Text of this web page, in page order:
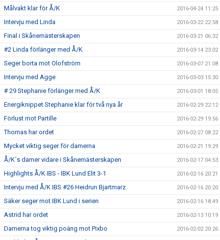
Målvakt klar för Å/K 2016-04-24 11:25
Intervju med Linda 2016-03-22 22:58
Final i Skånemästerskapen 2016-03-21 06:32
#2 Linda förlänger med Å/K 2016-03-14 23:02
Seger borta mot Olofström 2016-03-07 21:08
Intervju med Agge 2016-03-03 15:30
# 29 Stephanie förlänger med Å/K 2016-03-01 18:05
Energiknippet Stephanie klar för två nya år 2016-02-29 22:12
Förlust mot Partille 2016-02-29 19:56
Thomas har ordet 2016-02-27 08:22
Mycket viktig seger för damerna 2016-02-21 19:29
Å/K´s damer vidare i Skånemästerskapen 2016-02-17 04:53
Highlights Å/K IBS - IBK Lund Elit 3-1 2016-02-16 20:21
Intervju med Å/K IBS #26 Heidrun Bjartmarz 2016-02-16 20:20
Säker seger mot IBK Lund i serien 2016-02-16 18:49
Astrid har ordet 2016-02-13 10:19
Damerna tog viktig poäng mot Pixbo 2016-02-02 20:26